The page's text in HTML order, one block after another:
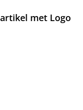
met Logo